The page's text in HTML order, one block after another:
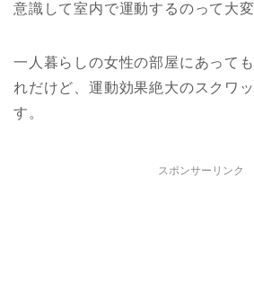
意識して室内で運動するのって大変
一人暮らしの女性の部屋にあって
れだけど、運動効果絶大のスクワ
す。
スポンサーリンク